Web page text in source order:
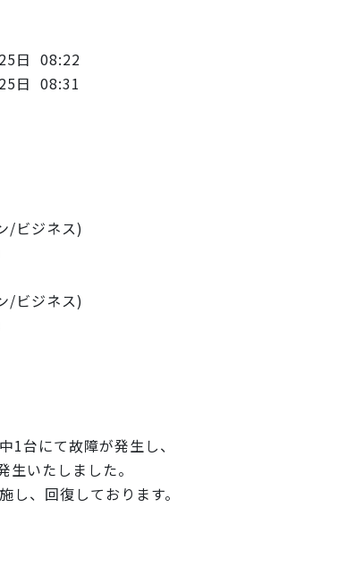
08:22
日 08:31
/ビジネス)
/ビジネス)
にて故障が発生し、
いたしました。
、回復しております。